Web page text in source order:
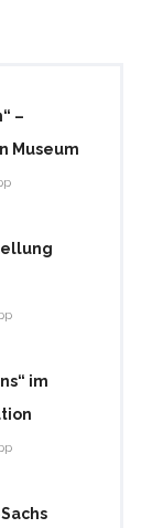
–
Museum
im